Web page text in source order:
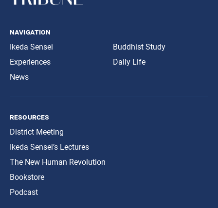
navigation
Ikeda Sensei
Experiences
News
Buddhist Study
Daily Life
resources
District Meeting
Ikeda Sensei’s Lectures
The New Human Revolution
Bookstore
Podcast